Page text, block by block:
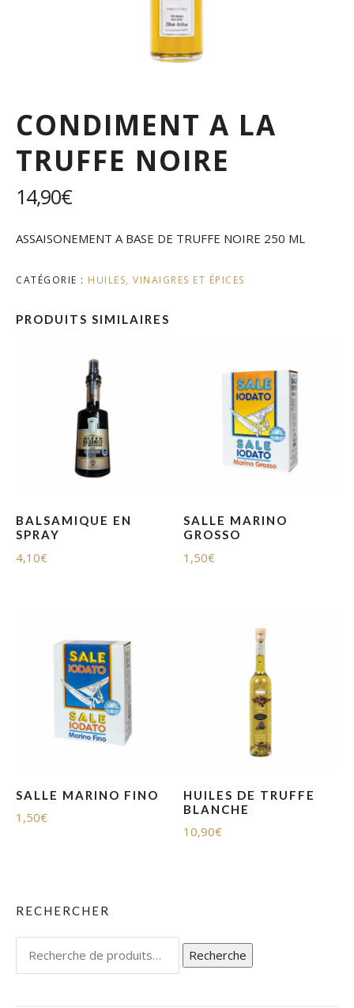
CONDIMENT A LA
TRUFFE NOIRE
14,90€
ASSAISONEMENT A BASE DE TRUFFE NOIRE 250 ML
CATÉGORIE : HUILES, VINAIGRES ET ÉPICES
PRODUITS SIMILAIRES
BALSAMIQUE EN
SPRAY
4,10€
SALLE MARINO
GROSSO
1,50€
SALLE MARINO FINO
1,50€
HUILES DE TRUFFE
BLANCHE
10,90€
RECHERCHER
Recherche